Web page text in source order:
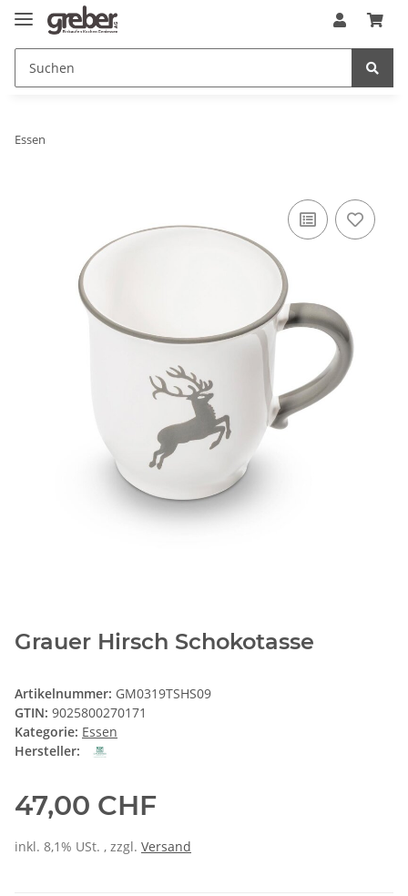
Essen
Grauer Hirsch Schokotasse
Artikelnummer: GM0319TSHS09
GTIN: 9025800270171
Kategorie: Essen
Hersteller:
47,00 CHF
inkl. 8,1% USt. , zzgl. Versand